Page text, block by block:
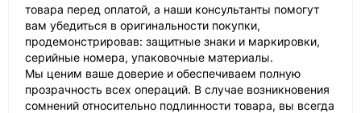
товара перед оплатой, а наши консультанты помогут
вам убедиться в оригинальности покупки,
продемонстрировав: защитные знаки и маркировки,
серийные номера, упаковочные материалы.
Мы ценим ваше доверие и обеспечиваем полную
прозрачность всех операций. В случае возникновения
сомнений относительно подлинности товара, вы всегда